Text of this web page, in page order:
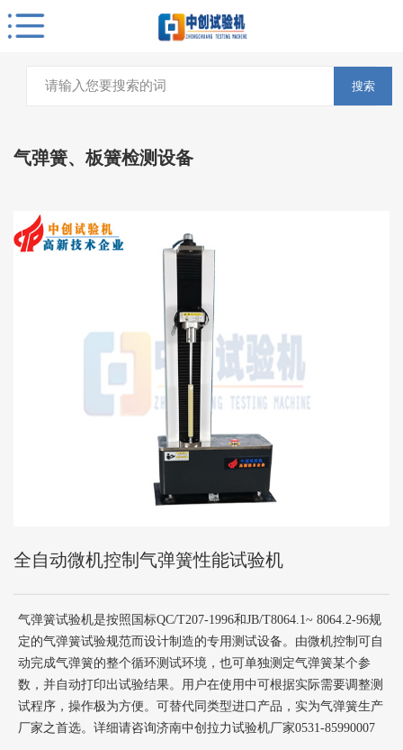
搜索
气弹簧、板簧检测设备
全自动微机控制气弹簧性能试验机
气弹簧试验机是按照国标QC/T207-1996和JB/T8064.1~ 8064.2-96规
定的气弹簧试验规范而设计制造的专用测试设备。由微机控制可自
动完成气弹簧的整个循环测试环境，也可单独测定气弹簧某个参
数，并自动打印出试验结果。用户在使用中可根据实际需要调整测
试程序，操作极为方便。可替代同类型进口产品，实为气弹簧生产
厂家之首选。详细请咨询济南中创拉力试验机厂家0531-85990007